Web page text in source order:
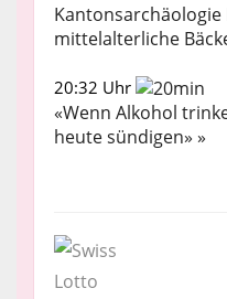
Kantonsarchäologie
mittelalterliche
20:32 Uhr
«Wenn Alkohol
heute sündigen» »